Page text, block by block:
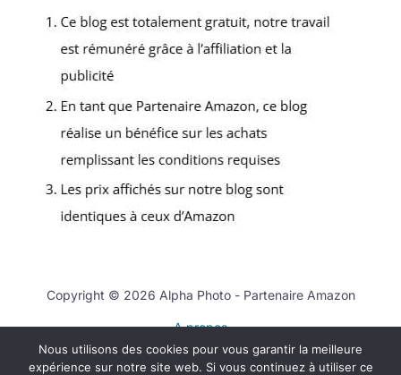
Copyright © 2026 Alpha Photo - Partenaire Amazon
A propos
Contact
Nous utilisons des cookies pour vous garantir la meilleure
expérience sur notre site web. Si vous continuez à utiliser ce